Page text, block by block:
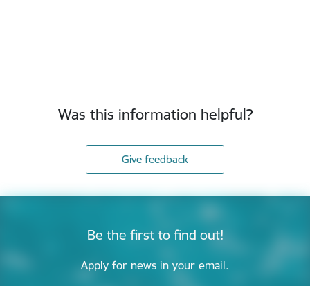
Was this information helpful?
Give feedback
Be the first to find out!
Apply for news in your email.